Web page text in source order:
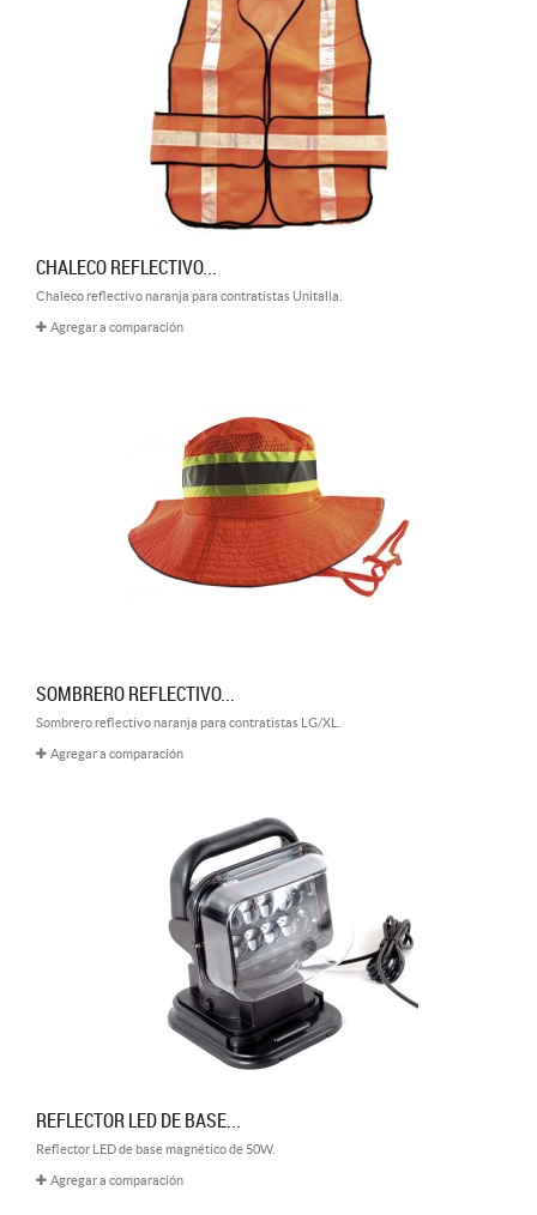
CHALECO REFLECTIVO...
Chaleco reflectivo naranja para contratistas Unitalla.
Agregar a comparación
SOMBRERO REFLECTIVO...
Sombrero reflectivo naranja para contratistas LG/XL.
Agregar a comparación
REFLECTOR LED DE BASE...
Reflector LED de base magnético de 50W.
Agregar a comparación